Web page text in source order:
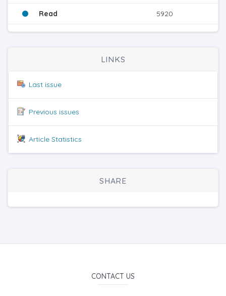
Read 5920
LINKS
Last issue
Previous issues
Article Statistics
SHARE
CONTACT US